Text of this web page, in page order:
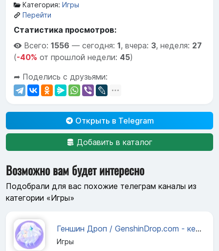
Категория: Игры
Перейти
Статистика просмотров:
Всего: 1556 — сегодня: 1, вчера: 3, неделя: 27
(-40% от прошлой недели: 45)
➦ Поделись с друзьями:
Открыть в Telegram
Добавить в каталог
Возможно вам будет интересно
Подобрали для вас похожие телеграм каналы из
категории «Игры»
Геншин Дроп / GenshinDrop.com - кейсы с примогемами
Игры